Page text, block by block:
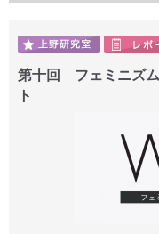
第十回 フェミニズ
ト